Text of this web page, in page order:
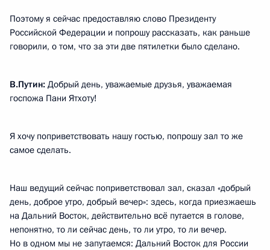
Поэтому я сейчас предоставляю слово Президенту
Российской Федерации и попрошу рассказать, как раньше
говорили, о том, что за эти две пятилетки было сделано.
В.Путин: Добрый день, уважаемые друзья, уважаемая
госпожа Пани Ятхоту!
Я хочу поприветствовать нашу гостью, попрошу зал то же
самое сделать.
Наш ведущий сейчас поприветствовал зал, сказал «добрый
день, доброе утро, добрый вечер»: здесь, когда приезжаешь
на Дальний Восток, действительно всё путается в голове,
непонятно, то ли сейчас день, то ли утро, то ли вечер.
Но в одном мы не запутаемся: Дальний Восток для России